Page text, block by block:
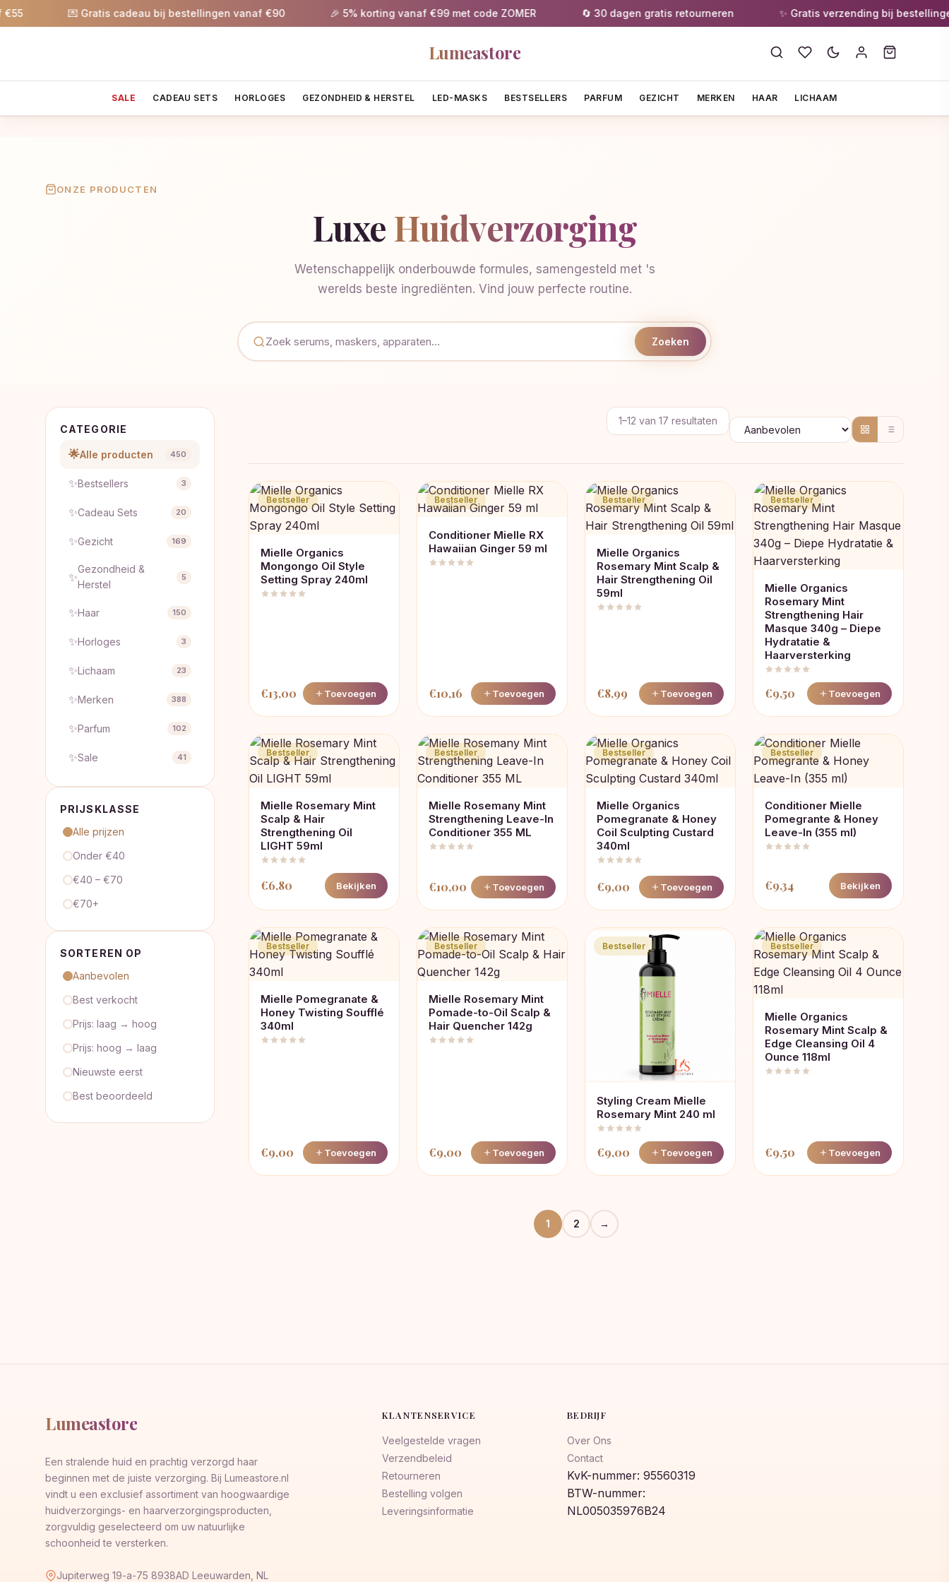
💌 Gratis cadeau bij bestellingen vanaf €90 🎉 5% korting vanaf €99 met code ZOMER 🔄 30 dagen gratis retourneren ✨ Gratis verzending bij bestellingen
Lumeastore
SALE CADEAU SETS HORLOGES GEZONDHEID & HERSTEL LED-MASKS BESTSELLERS PARFUM GEZICHT MERKEN HAAR LICHAAM
ONZE PRODUCTEN
Luxe Huidverzorging
Wetenschappelijk onderbouwde formules, samengesteld met 's
werelds beste ingrediënten. Vind jouw perfecte routine.
Zoeken
CATEGORIE
🌟Alle producten 450
✨Bestsellers 3
✨Cadeau Sets 20
✨Gezicht 169
✨
Gezondheid &
Herstel
5
✨Haar 150
✨Horloges 3
✨Lichaam 23
✨Merken 388
✨Parfum 102
✨Sale 41
PRIJSKLASSE
Alle prijzen
Onder €40
€40 – €70
€70+
SORTEREN OP
Aanbevolen
Best verkocht
Prijs: laag → hoog
Prijs: hoog → laag
Nieuwste eerst
Best beoordeeld
1–12 van 17 resultaten Gesorteerd
op
Bestseller
Mielle Organics
Mongongo Oil Style
Setting Spray 240ml
€13,00 Toevoegen
Bestseller
Conditioner Mielle RX
Hawaiian Ginger 59 ml
€10,16 Toevoegen
Bestseller
Mielle Organics
Rosemary Mint Scalp &
Hair Strengthening Oil
59ml
€8,99 Toevoegen
Bestseller
Mielle Organics
Rosemary Mint
Strengthening Hair
Masque 340g – Diepe
Hydratatie &
Haarversterking
€9,50 Toevoegen
Bestseller
Mielle Rosemary Mint
Scalp & Hair
Strengthening Oil
LIGHT 59ml
€6,80 Bekijken
Bestseller
Mielle Rosemany Mint
Strengthening Leave-In
Conditioner 355 ML
€10,00 Toevoegen
Bestseller
Mielle Organics
Pomegranate & Honey
Coil Sculpting Custard
340ml
€9,00 Toevoegen
Bestseller
Conditioner Mielle
Pomegrante & Honey
Leave-In (355 ml)
€9,34 Bekijken
Bestseller
Mielle Pomegranate &
Honey Twisting Soufflé
340ml
€9,00 Toevoegen
Bestseller
Mielle Rosemary Mint
Pomade-to-Oil Scalp &
Hair Quencher 142g
€9,00 Toevoegen
Bestseller
Styling Cream Mielle
Rosemary Mint 240 ml
€9,00 Toevoegen
Bestseller
Mielle Organics
Rosemary Mint Scalp &
Edge Cleansing Oil 4
Ounce 118ml
€9,50 Toevoegen
1 2 →
Lumeastore
Een stralende huid en prachtig verzorgd haar
beginnen met de juiste verzorging. Bij Lumeastore.nl
vindt u een exclusief assortiment van hoogwaardige
huidverzorgings- en haarverzorgingsproducten,
zorgvuldig geselecteerd om uw natuurlijke
schoonheid te versterken.
Jupiterweg 19-a-75 8938AD Leeuwarden, NL
KLANTENSERVICE
Veelgestelde vragen
Verzendbeleid
Retourneren
Bestelling volgen
Leveringsinformatie
BEDRIJF
Over Ons
Contact
KvK-nummer: 95560319
BTW-nummer:
NL005035976B24